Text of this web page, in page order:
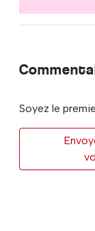
Soyez le